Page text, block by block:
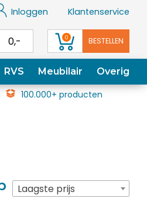
Inloggen Klantenservice
0,- 0 BESTELLEN
RVS Meubilair Overig
100.000+ producten
Laagste prijs